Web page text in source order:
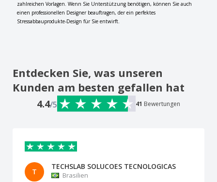
zahlreichen Vorlagen. Wenn Sie Unterstützung benötigen, können Sie auch
einen professionellen Designer beauftragen, der ein perfektes
Stressabbauprodukte-Design für Sie entwirft.
Entdecken Sie, was unseren
Kunden am besten gefallen hat
4.4/5 41 Bewertungen
T
TECHSLAB SOLUCOES TECNOLOGICAS
Brasilien